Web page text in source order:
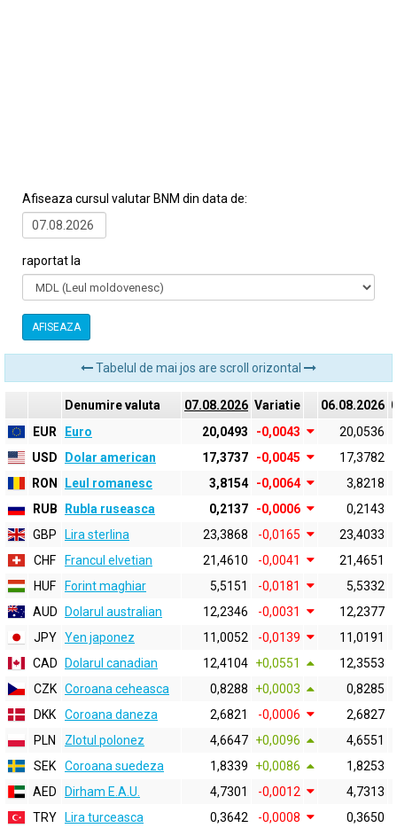
Afiseaza cursul valutar BNM din data de:
raportat la
AFISEAZA
Tabelul de mai jos are scroll orizontal
Denumire valuta 07.08.2026 Variatie 06.08.2026
EUR
Euro 20,0493 -0,0043
20,0536
USD
Dolar american 17,3737 -0,0045
17,3782
RON
Leul romanesc 3,8154 -0,0064
3,8218
RUB
Rubla ruseasca 0,2137 -0,0006
0,2143
GBP
Lira sterlina 23,3868 -0,0165
23,4033
CHF
Francul elvetian 21,4610 -0,0041
21,4651
HUF
Forint maghiar 5,5151 -0,0181
5,5332
AUD
Dolarul australian 12,2346 -0,0031
12,2377
JPY Yen japonez 11,0052 -0,0139
11,0191
CAD
Dolarul canadian 12,4104 +0,0551
12,3553
CZK Coroana ceheasca 0,8288 +0,0003
0,8285
DKK
Coroana daneza 2,6821 -0,0006
2,6827
PLN
Zlotul polonez 4,6647 +0,0096
4,6551
SEK
Coroana suedeza 1,8339 +0,0086
1,8253
AED
Dirham E.A.U. 4,7301 -0,0012
4,7313
TRY
Lira turceasca 0,3642 -0,0008 0,3650